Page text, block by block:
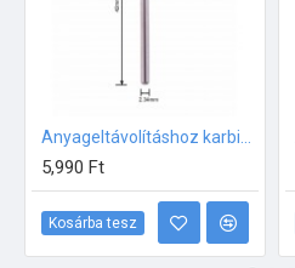
5,990 Ft
Kosárba tesz